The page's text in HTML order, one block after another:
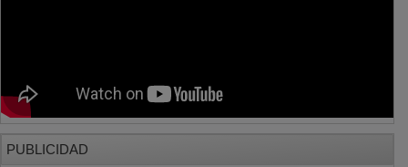
PUBLICIDAD